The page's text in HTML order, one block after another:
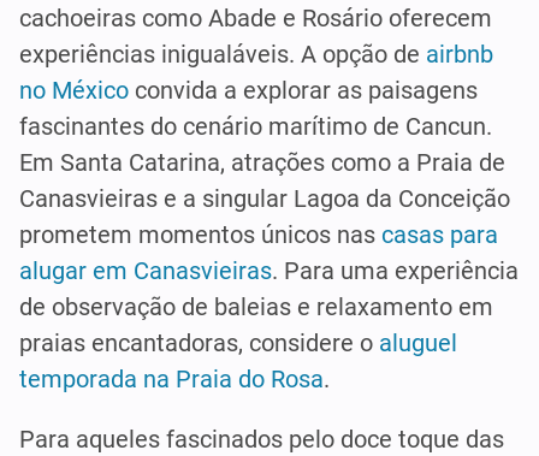
cachoeiras como Abade e Rosário oferecem
experiências inigualáveis. A opção de airbnb
no México convida a explorar as paisagens
fascinantes do cenário marítimo de Cancun.
Em Santa Catarina, atrações como a Praia de
Canasvieiras e a singular Lagoa da Conceição
prometem momentos únicos nas casas para
alugar em Canasvieiras. Para uma experiência
de observação de baleias e relaxamento em
praias encantadoras, considere o aluguel
temporada na Praia do Rosa.
Para aqueles fascinados pelo doce toque das